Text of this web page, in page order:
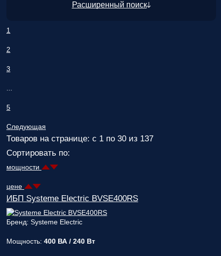
Расширенный поиск
1
2
3
5
Следующая
Товаров на странице: с 1 по 30 из 137
Сортировать по:
мощности
цене
ИБП Systeme Electric BVSE400RS
Бренд: Systeme Electric
Мощность: 400 ВА / 240 Вт